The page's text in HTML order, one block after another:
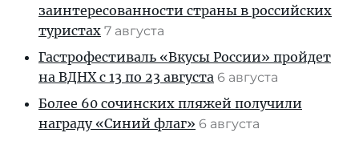
заинтересованности страны в российских
туристах 7 августа
Гастрофестиваль «Вкусы России» пройдет
на ВДНХ с 13 по 23 августа 6 августа
Более 60 сочинских пляжей получили
награду «Синий флаг» 6 августа